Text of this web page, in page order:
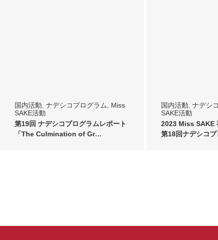
国内活動 ナデシコプログラム
Miss
SAKE活動
第19回 ナデシコプログラムレポート
「The Culmination of Gr…
国内活動 ナデシ
SAKE活動
2023 Miss SAKE
第18回ナデシコ